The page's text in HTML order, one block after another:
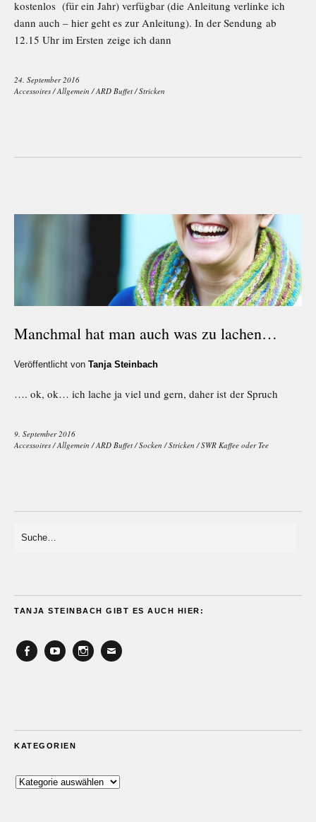
kostenlos (für ein Jahr) verfügbar (die Anleitung verlinke ich
dann auch – hier geht es zur Anleitung). In der Sendung ab
12.15 Uhr im Ersten zeige ich dann
24. September 2016
Accessoires/Allgemein /ARD Buffet/Stricken
Manchmal hat man auch was zu lachen…
Veröffentlicht von Tanja Steinbach
…. ok, ok… ich lache ja viel und gern, daher ist der Spruch
9. September 2016
Accessoires/Allgemein /ARD Buffet/Socken /Stricken /SWR Kaffee oder Tee
TANJA STEINBACH GIBT ES AUCH HIER:
KATEGORIEN
Kategorien